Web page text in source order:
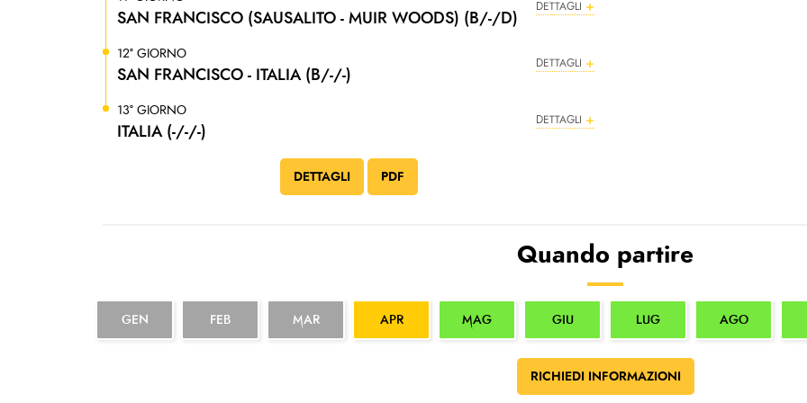
SAN FRANCISCO (SAUSALITO - MUIR WOODS) (B/-/D) DETTAGLI
12° GIORNO
SAN FRANCISCO - ITALIA (B/-/-) DETTAGLI
13° GIORNO
ITALIA (-/-/-) DETTAGLI
DETTAGLI PDF
Quando partire
GEN FEB MAR APR MAG GIU LUG AGO
RICHIEDI INFORMAZIONI